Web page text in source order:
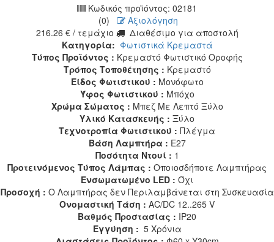
Κωδικός προϊόντος: 02181
(0)
Αξιολόγηση
216.26 € / τεμάχιο
Διαθέσιμο για αποστολή
Κατηγορία: Φωτιστικά Κρεμαστά
Τύπος Προϊόντος : Κρεμαστό Φωτιστικό Οροφής
Τρόπος Τοποθέτησης : Κρεμαστό
Είδος Φωτιστικού : Μονόφωτο
Ύφος Φωτιστικού : Μπόχο
Χρώμα Σώματος : Μπεζ Με Λεπτό Ξύλο
Υλικό Κατασκευής : Ξύλο
Τεχνοτροπία Φωτιστικού : Πλέγμα
Βάση Λαμπτήρα : E27
Ποσότητα Ντουί : 1
Προτεινόμενος Τύπος Λάμπας : Οποιοσδήποτε Λαμπτήρας
Ενσωματωμένο LED : Όχι
Προσοχή : Ο Λαμπτήρας δεν Περιλαμβάνεται στη Συσκευασία
Ονομαστική Τάση : AC/DC 12..265 V
Βαθμός Προστασίας : IP20
Εγγύηση : 5 Χρόνια